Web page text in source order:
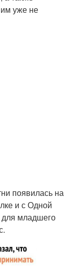
им уже не
появилась на
и с Одной
младшего